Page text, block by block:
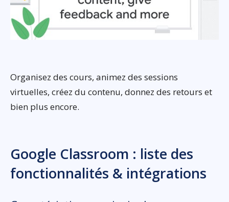
Organisez des cours, animez des sessions
virtuelles, créez du contenu, donnez des retours et
bien plus encore.
Google Classroom : liste des
fonctionnalités & intégrations